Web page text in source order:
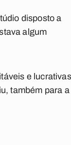
disposto a
algum
e
também para a